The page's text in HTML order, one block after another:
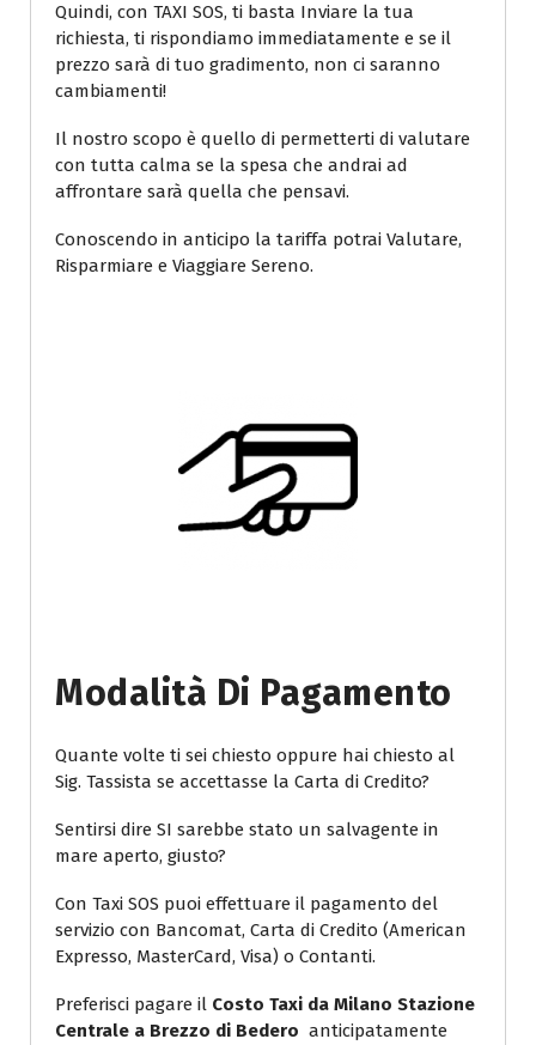
Quindi, con TAXI SOS, ti basta Inviare la tua
richiesta, ti rispondiamo immediatamente e se il
prezzo sarà di tuo gradimento, non ci saranno
cambiamenti!
Il nostro scopo è quello di permetterti di valutare
con tutta calma se la spesa che andrai ad
affrontare sarà quella che pensavi.
Conoscendo in anticipo la tariffa potrai Valutare,
Risparmiare e Viaggiare Sereno.
Modalità Di Pagamento
Quante volte ti sei chiesto oppure hai chiesto al
Sig. Tassista se accettasse la Carta di Credito?
Sentirsi dire SI sarebbe stato un salvagente in
mare aperto, giusto?
Con Taxi SOS puoi effettuare il pagamento del
servizio con Bancomat, Carta di Credito (American
Expresso, MasterCard, Visa) o Contanti.
Preferisci pagare il Costo Taxi da Milano Stazione
Centrale a Brezzo di Bedero anticipatamente